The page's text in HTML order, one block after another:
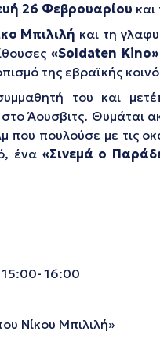
26 Φεβρουαρίου και
Μπιλιλή και τη
«Soldaten Kino»
της εβραϊκής
του και
Άουσβιτς. Θυμάται
που πουλούσε με
ένα «Σινεμά ο
16:00
Νίκου Μπιλιλή»